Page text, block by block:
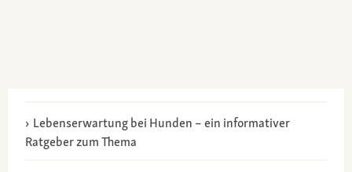
Lebenserwartung bei Hunden – ein informativer
Ratgeber zum Thema